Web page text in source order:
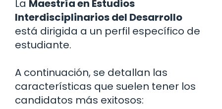
La Maestría en Estudios
Interdisciplinarios del Desarrollo
está dirigida a un perfil específico de
estudiante.
A continuación, se detallan las
características que suelen tener los
candidatos más exitosos: